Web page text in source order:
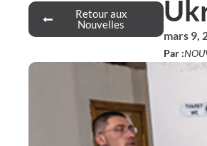
Retour aux
Nouvelles
mars 9,
Par :